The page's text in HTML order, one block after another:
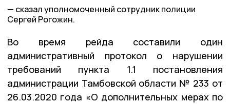
сказал уполномоченный сотрудник полиции
Сергей Рогожин.
Во время рейда составили один
административный протокол о нарушении
требований пункта 1.1 постановления
администрации Тамбовской области № 233 от
26.03.2020 года «О дополнительных мерах по